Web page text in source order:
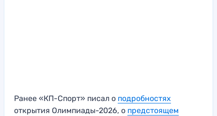
Ранее «КП-Спорт» писал о подробностях
открытия Олимпиады-2026, о предстоящем